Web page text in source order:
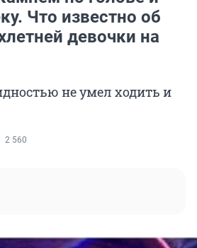
Что известно об
девочки на
не умел ходить и
2 560